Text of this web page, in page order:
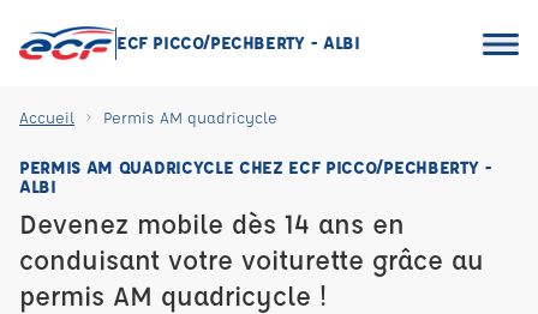
ECF PICCO/PECHBERTY - ALBI
Accueil Permis AM quadricycle
PERMIS AM QUADRICYCLE CHEZ ECF PICCO/PECHBERTY -
ALBI
Devenez mobile dès 14 ans en
conduisant votre voiturette grâce au
permis AM quadricycle !